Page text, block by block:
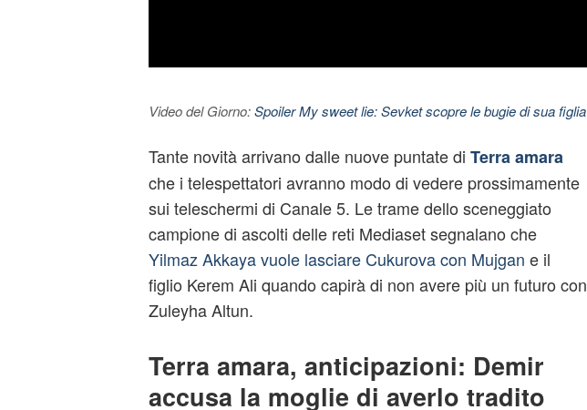
Video del Giorno:Spoiler My sweet lie: Sevket scopre le bugie di sua figlia
Tante novità arrivano dalle nuove puntate di Terra amara
che i telespettatori avranno modo di vedere prossimamente
sui teleschermi di Canale 5. Le trame dello sceneggiato
campione di ascolti delle reti Mediaset segnalano che
Yilmaz Akkaya vuole lasciare Cukurova con Mujgan e il
figlio Kerem Ali quando capirà di non avere più un futuro con
Zuleyha Altun.
Terra amara, anticipazioni: Demir
accusa la moglie di averlo tradito